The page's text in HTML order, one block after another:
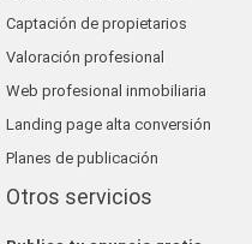
Captación de propietarios
Valoración profesional
Web profesional inmobiliaria
Landing page alta conversión
Planes de publicación
Otros servicios